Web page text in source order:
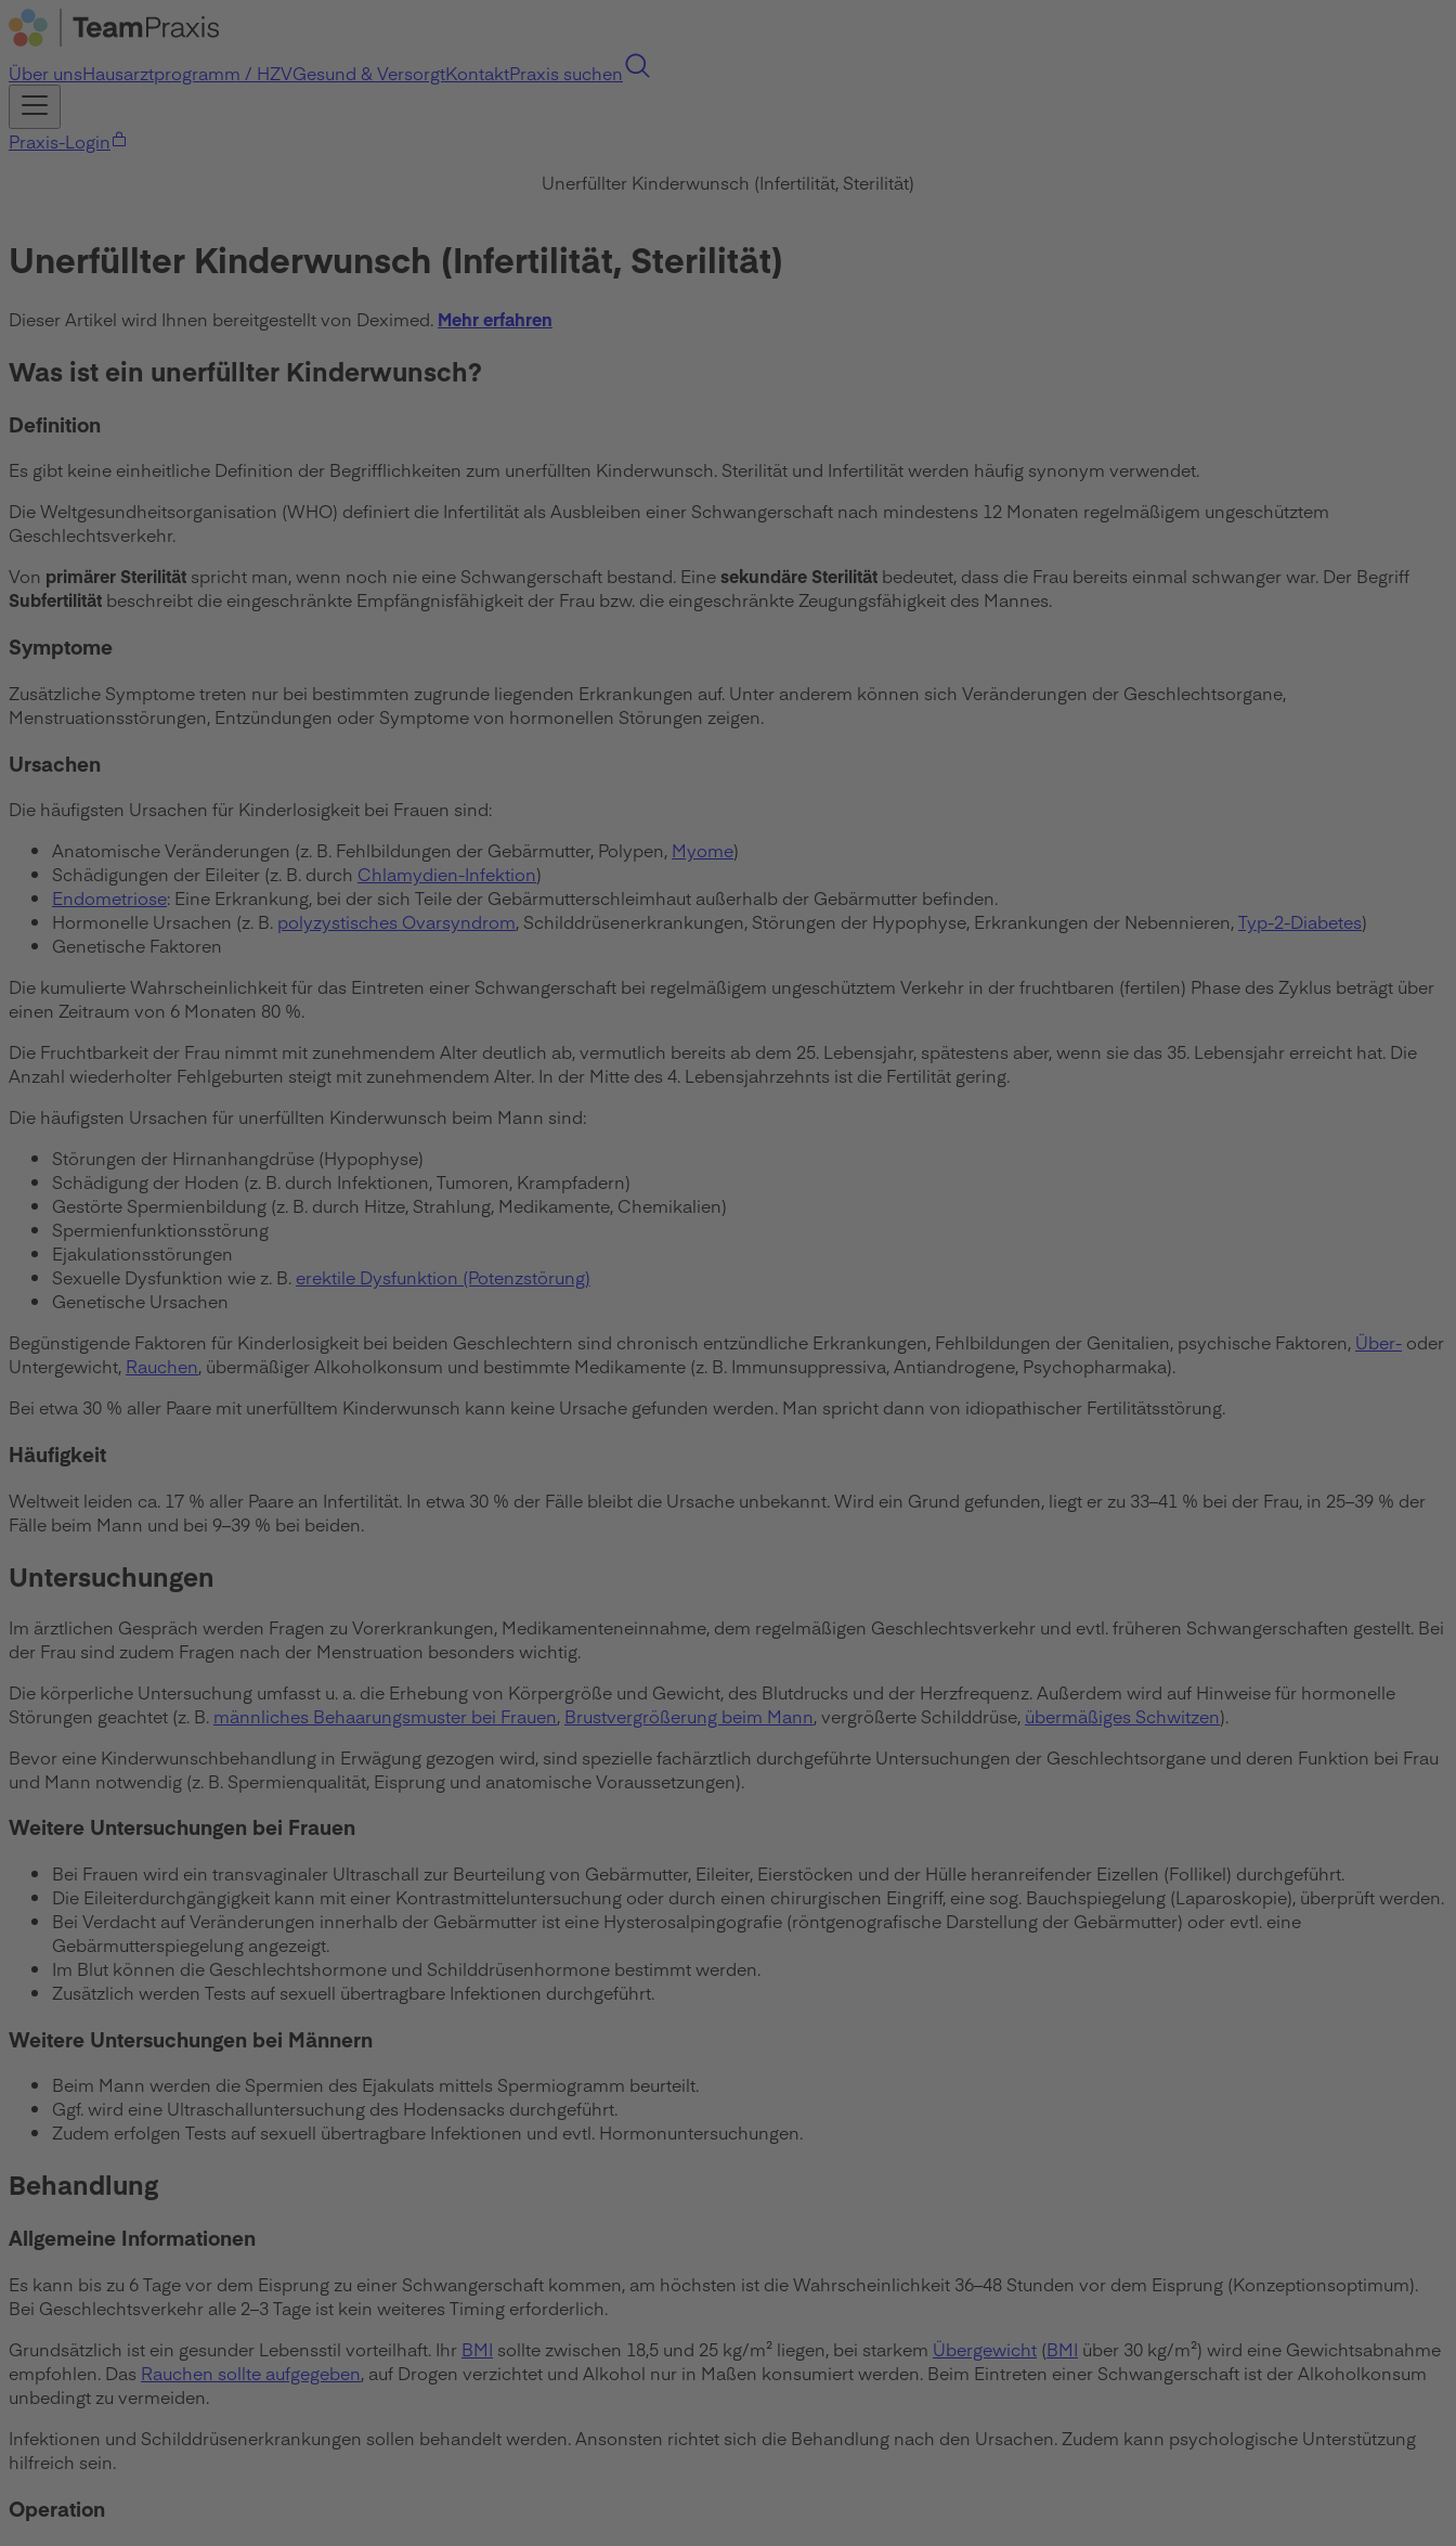
Über unsHausarztprogramm / HZVGesund & VersorgtKontaktPraxis suchen
Praxis-Login
Unerfüllter Kinderwunsch (Infertilität, Sterilität)
Unerfüllter Kinderwunsch (Infertilität, Sterilität)
Dieser Artikel wird Ihnen bereitgestellt von Deximed. Mehr erfahren
Was ist ein unerfüllter Kinderwunsch?
Definition
Es gibt keine einheitliche Definition der Begrifflichkeiten zum unerfüllten Kinderwunsch. Sterilität und Infertilität werden häufig synonym verwendet.
Die Weltgesundheitsorganisation (WHO) definiert die Infertilität als Ausbleiben einer Schwangerschaft nach mindestens 12 Monaten regelmäßigem ungeschütztem
Geschlechtsverkehr.
Von primärer Sterilität spricht man, wenn noch nie eine Schwangerschaft bestand. Einesekundäre Sterilität bedeutet, dass die Frau bereits einmal schwanger war. Der Begriff
Subfertilität beschreibt die eingeschränkte Empfängnisfähigkeit der Frau bzw. die eingeschränkte Zeugungsfähigkeit des Mannes.
Symptome
Zusätzliche Symptome treten nur bei bestimmten zugrunde liegenden Erkrankungen auf. Unter anderem können sich Veränderungen der Geschlechtsorgane,
Menstruationsstörungen, Entzündungen oder Symptome von hormonellen Störungen zeigen.
Ursachen
Die häufigsten Ursachen für Kinderlosigkeit bei Frauen sind:
Anatomische Veränderungen (z. B. Fehlbildungen der Gebärmutter, Polypen, Myome)
Schädigungen der Eileiter (z. B. durch Chlamydien-Infektion)
Endometriose: Eine Erkrankung, bei der sich Teile der Gebärmutterschleimhaut außerhalb der Gebärmutter befinden.
Hormonelle Ursachen (z. B. polyzystisches Ovarsyndrom, Schilddrüsenerkrankungen, Störungen der Hypophyse, Erkrankungen der Nebennieren,Typ-2-Diabetes)
Genetische Faktoren
Die kumulierte Wahrscheinlichkeit für das Eintreten einer Schwangerschaft bei regelmäßigem ungeschütztem Verkehr in der fruchtbaren (fertilen) Phase des Zyklus beträgt über
einen Zeitraum von 6 Monaten 80 %.
Die Fruchtbarkeit der Frau nimmt mit zunehmendem Alter deutlich ab, vermutlich bereits ab dem 25. Lebensjahr, spätestens aber, wenn sie das 35. Lebensjahr erreicht hat. Die
Anzahl wiederholter Fehlgeburten steigt mit zunehmendem Alter. In der Mitte des 4. Lebensjahrzehnts ist die Fertilität gering.
Die häufigsten Ursachen für unerfüllten Kinderwunsch beim Mann sind:
Störungen der Hirnanhangdrüse (Hypophyse)
Schädigung der Hoden (z. B. durch Infektionen, Tumoren, Krampfadern)
Gestörte Spermienbildung (z. B. durch Hitze, Strahlung, Medikamente, Chemikalien)
Spermienfunktionsstörung
Ejakulationsstörungen
Sexuelle Dysfunktion wie z. B. erektile Dysfunktion (Potenzstörung)
Genetische Ursachen
Begünstigende Faktoren für Kinderlosigkeit bei beiden Geschlechtern sind chronisch entzündliche Erkrankungen, Fehlbildungen der Genitalien, psychische Faktoren, Über- oder
Untergewicht, Rauchen, übermäßiger Alkoholkonsum und bestimmte Medikamente (z. B. Immunsuppressiva, Antiandrogene, Psychopharmaka).
Bei etwa 30 % aller Paare mit unerfülltem Kinderwunsch kann keine Ursache gefunden werden. Man spricht dann von idiopathischer Fertilitätsstörung.
Häufigkeit
Weltweit leiden ca. 17 % aller Paare an Infertilität. In etwa 30 % der Fälle bleibt die Ursache unbekannt. Wird ein Grund gefunden, liegt er zu 33–41 % bei der Frau, in 25–39 % der
Fälle beim Mann und bei 9–39 % bei beiden.
Untersuchungen
Im ärztlichen Gespräch werden Fragen zu Vorerkrankungen, Medikamenteneinnahme, dem regelmäßigen Geschlechtsverkehr und evtl. früheren Schwangerschaften gestellt. Bei
der Frau sind zudem Fragen nach der Menstruation besonders wichtig.
Die körperliche Untersuchung umfasst u. a. die Erhebung von Körpergröße und Gewicht, des Blutdrucks und der Herzfrequenz. Außerdem wird auf Hinweise für hormonelle
Störungen geachtet (z. B. männliches Behaarungsmuster bei Frauen, Brustvergrößerung beim Mann, vergrößerte Schilddrüse, übermäßiges Schwitzen).
Bevor eine Kinderwunschbehandlung in Erwägung gezogen wird, sind spezielle fachärztlich durchgeführte Untersuchungen der Geschlechtsorgane und deren Funktion bei Frau
und Mann notwendig (z. B. Spermienqualität, Eisprung und anatomische Voraussetzungen).
Weitere Untersuchungen bei Frauen
Bei Frauen wird ein transvaginaler Ultraschall zur Beurteilung von Gebärmutter, Eileiter, Eierstöcken und der Hülle heranreifender Eizellen (Follikel) durchgeführt.
Die Eileiterdurchgängigkeit kann mit einer Kontrastmitteluntersuchung oder durch einen chirurgischen Eingriff, eine sog. Bauchspiegelung (Laparoskopie), überprüft werden.
Bei Verdacht auf Veränderungen innerhalb der Gebärmutter ist eine Hysterosalpingografie (röntgenografische Darstellung der Gebärmutter) oder evtl. eine
Gebärmutterspiegelung angezeigt.
Im Blut können die Geschlechtshormone und Schilddrüsenhormone bestimmt werden.
Zusätzlich werden Tests auf sexuell übertragbare Infektionen durchgeführt.
Weitere Untersuchungen bei Männern
Beim Mann werden die Spermien des Ejakulats mittels Spermiogramm beurteilt.
Ggf. wird eine Ultraschalluntersuchung des Hodensacks durchgeführt.
Zudem erfolgen Tests auf sexuell übertragbare Infektionen und evtl. Hormonuntersuchungen.
Behandlung
Allgemeine Informationen
Es kann bis zu 6 Tage vor dem Eisprung zu einer Schwangerschaft kommen, am höchsten ist die Wahrscheinlichkeit 36–48 Stunden vor dem Eisprung (Konzeptionsoptimum).
Bei Geschlechtsverkehr alle 2–3 Tage ist kein weiteres Timing erforderlich.
Grundsätzlich ist ein gesunder Lebensstil vorteilhaft. Ihr BMI sollte zwischen 18,5 und 25 kg/m² liegen, bei starkem Übergewicht (BMI über 30 kg/m²) wird eine Gewichtsabnahme
empfohlen. Das Rauchen sollte aufgegeben, auf Drogen verzichtet und Alkohol nur in Maßen konsumiert werden. Beim Eintreten einer Schwangerschaft ist der Alkoholkonsum
unbedingt zu vermeiden.
Infektionen und Schilddrüsenerkrankungen sollen behandelt werden. Ansonsten richtet sich die Behandlung nach den Ursachen. Zudem kann psychologische Unterstützung
hilfreich sein.
Operation